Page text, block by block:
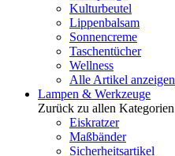
Kulturbeutel
Lippenbalsam
Sonnencreme
Taschentücher
Wellness
Alle Artikel anzeigen
Lampen & Werkzeuge
Zurück zu allen Kategorien
Eiskratzer
Maßbänder
Sicherheitsartikel